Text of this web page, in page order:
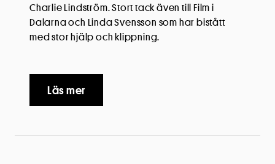
Charlie Lindström. Stort tack även till Film i
Dalarna och Linda Svensson som har bistått
med stor hjälp och klippning.
Läs mer